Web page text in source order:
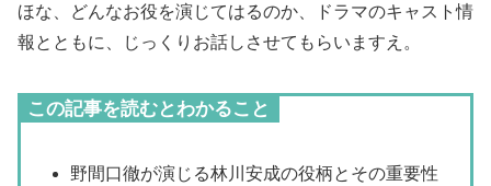
ほな、どんなお役を演じてはるのか、ドラマのキャスト情
報とともに、じっくりお話しさせてもらいますえ。
この記事を読むとわかること
野間口徹が演じる林川安成の役柄とその重要性